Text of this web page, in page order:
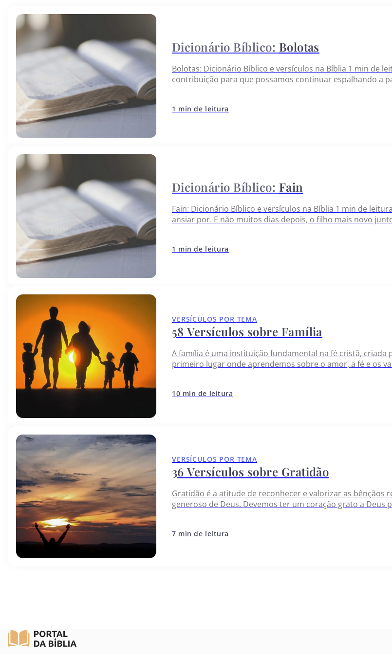
Bolotas
Bolotas: Dicionário Bíblico e versículos na Bíblia 1 min de
contribuição para que possamos continuar espalhando a
1 min de leitura
Fain
Fain: Dicionário Bíblico e versículos na Bíblia 1 min de
ansiar por. E não muitos dias depois, o filho mais novo
1 min de leitura
VERSÍCULOS POR TEMA
58 Versículos sobre Família
A família é uma instituição fundamental na fé cristã, criada
primeiro lugar onde aprendemos sobre o amor, a fé e os
10 min de leitura
VERSÍCULOS POR TEMA
36 Versículos sobre Gratidão
Gratidão é a atitude de reconhecer e valorizar as bênçãos
generoso de Deus. Devemos ter um coração grato a
7 min de leitura